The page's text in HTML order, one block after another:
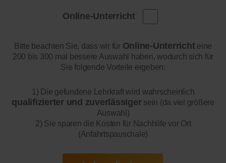
Online-Unterricht
Bitte beachten Sie, dass wir für Online-Unterrichteine
200 bis 300 mal bessere Auswahl haben, wodurch sich für
Sie folgende Vorteile ergeben:
1) Die gefundene Lehrkraft wird wahrscheinlich
qualifizierter und zuverlässigersein (da viel größere
Auswahl)
2) Sie sparen die Kosten für Nachhilfe vor Ort
(Anfahrtspauschale)